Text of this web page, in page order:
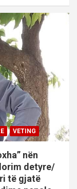
VETING
nën
detyre/
të gjatë